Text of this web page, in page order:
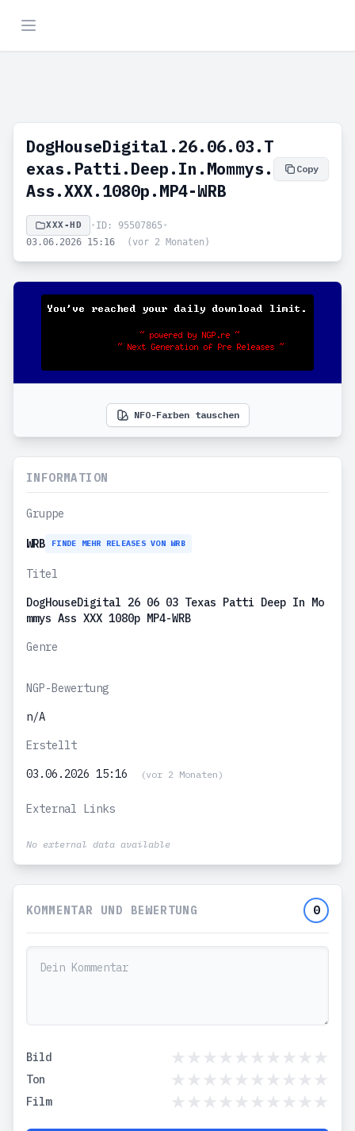
DogHouseDigital.26.06.03.T
exas.Patti.Deep.In.Mommys.
Ass.XXX.1080p.MP4-WRB
Copy
XXX-HD • ID: 95507865 •
03.06.2026 15:16
(vor 2 Monaten)
NFO-Farben tauschen
INFORMATION
Gruppe
WRB FINDE MEHR RELEASES VON WRB
Titel
DogHouseDigital 26 06 03 Texas Patti Deep In Mo
mmys Ass XXX 1080p MP4-WRB
Genre
NGP-Bewertung
n/A
Erstellt
03.06.2026 15:16
(vor 2 Monaten)
External Links
No external data available
KOMMENTAR UND BEWERTUNG 0
Bild
Ton
Film